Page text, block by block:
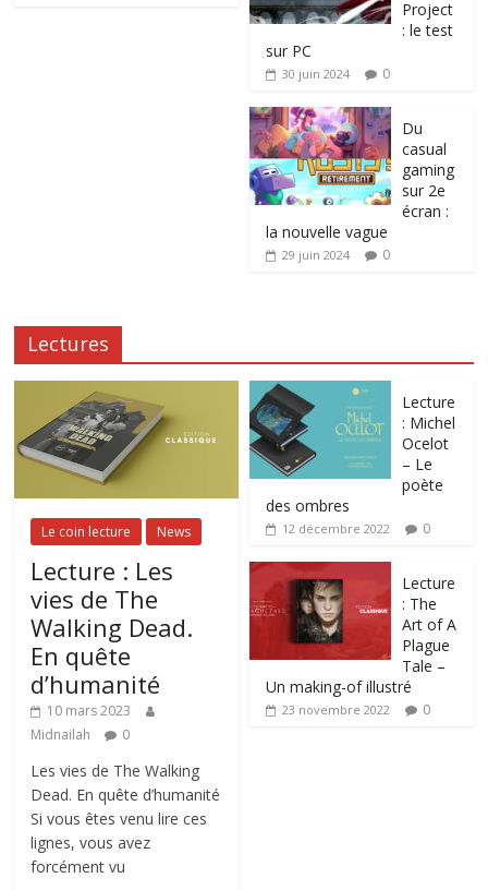
Project
: le test
sur PC
30 juin 2024 0
Du
casual
gaming
sur 2e
écran :
la nouvelle vague
29 juin 2024 0
Lectures
Le coin lecture News
Lecture : Les
vies de The
Walking Dead.
En quête
d’humanité
10 mars 2023
Midnailah
0
Les vies de The Walking
Dead. En quête d’humanité
Si vous êtes venu lire ces
lignes, vous avez
forcément vu
Lecture
: Michel
Ocelot
– Le
poète
des ombres
12 décembre 2022 0
Lecture
: The
Art of A
Plague
Tale –
Un making-of illustré
23 novembre 2022 0